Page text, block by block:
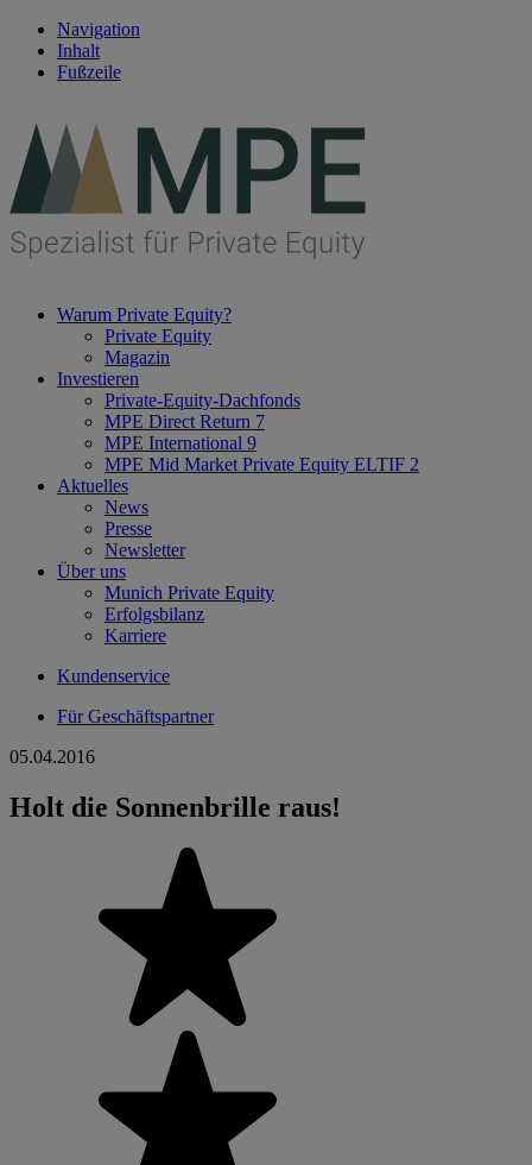
Navigation
Inhalt
Fußzeile
Warum Private Equity?
Private Equity
Magazin
Investieren
Private-Equity-Dachfonds
MPE Direct Return 7
MPE International 9
MPE Mid Market Private Equity ELTIF 2
Aktuelles
News
Presse
Newsletter
Über uns
Munich Private Equity
Erfolgsbilanz
Karriere
Kundenservice
Für Geschäftspartner
05.04.2016
Holt die Sonnenbrille raus!